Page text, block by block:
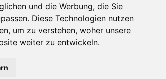
und die Werbung, die Sie
Diese Technologien nutzen
um zu verstehen, woher unsere
weiter zu entwickeln.